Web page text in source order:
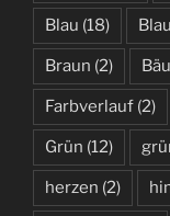
Blau (18)
Braun (2)
Farbverlauf (2)
Grün (12)
herzen (2)